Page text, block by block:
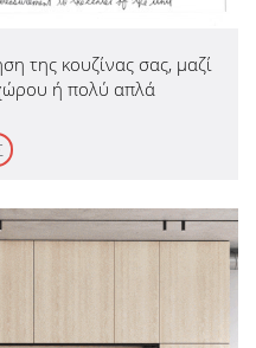
της κουζίνας σας, μαζί
ή πολύ απλά